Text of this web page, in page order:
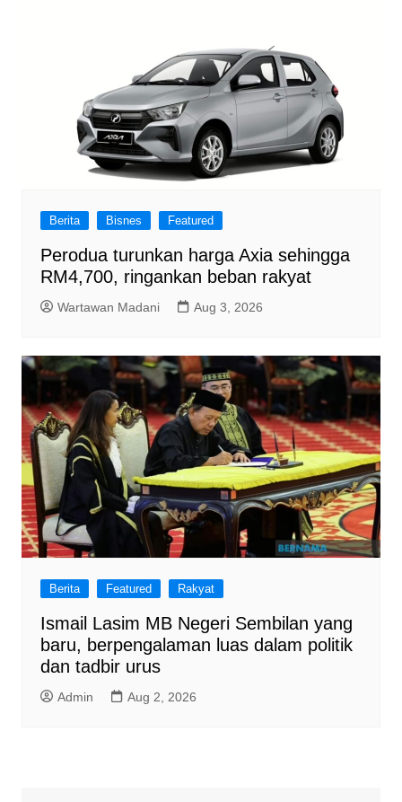
Berita Bisnes Featured
Perodua turunkan harga Axia sehingga
RM4,700, ringankan beban rakyat
Wartawan Madani Aug 3, 2026
Berita Featured Rakyat
Ismail Lasim MB Negeri Sembilan yang
baru, berpengalaman luas dalam politik
dan tadbir urus
Admin Aug 2, 2026